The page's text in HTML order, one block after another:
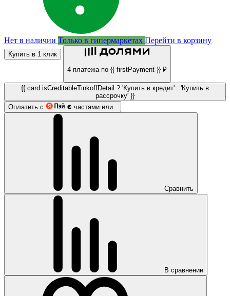
Нет в наличии Только в гипермаркетах Перейти в корзину
Купить в 1 клик
4 платежа по {{ firstPayment }} ₽
{{ card.isCreditableTinkoffDetail ? 'Купить в кредит' : 'Купить в
рассрочку' }}
Оплатить с
частями или
Сравнить
В сравнении